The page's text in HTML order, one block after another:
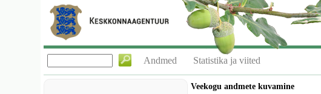
Andmed Statistika ja viited
Veekogu andmete kuvamine